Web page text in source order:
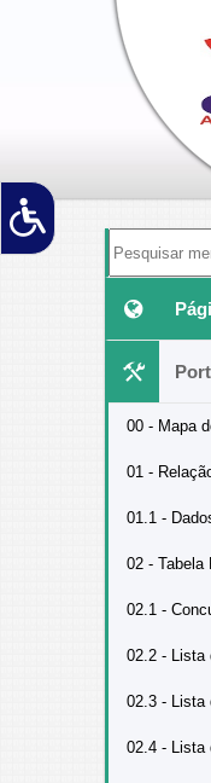
00 - Mapa
01 -
01.1 -
02 - Tabela
02.1 -
02.2 - Lista
02.3 - Lista
02.4 - Lista